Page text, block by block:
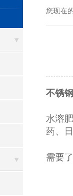
您现在
不锈
水溶
药、
需要